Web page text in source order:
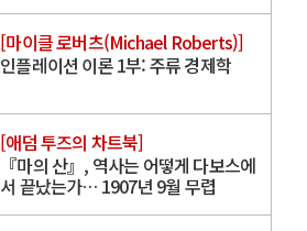
[마이클 로버츠(Michael Roberts)]
인플레이션 이론 1부: 주류 경제학
[애덤 투즈의 차트북]
『마의 산』, 역사는 어떻게 다보스에
서 끝났는가… 1907년 9월 무렵